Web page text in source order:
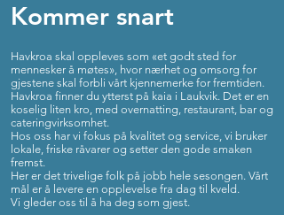
Havkroa skal oppleves som «et godt sted for
mennesker å møtes», hvor nærhet og omsorg for
gjestene skal forbli vårt kjennemerke for fremtiden.
Havkroa finner du ytterst på kaia i Laukvik. Det er en
koselig liten kro, med overnatting, restaurant, bar og
cateringvirksomhet.
Hos oss har vi fokus på kvalitet og service, vi bruker
lokale, friske råvarer og setter den gode smaken
fremst.
Her er det trivelige folk på jobb hele sesongen. Vårt
mål er å levere en opplevelse fra dag til kveld.
Vi gleder oss til å ha deg som gjest.
Kommer snart